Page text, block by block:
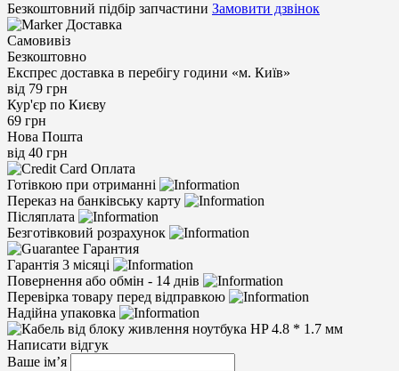
Безкоштовний підбір запчастини Замовити дзвінок
Доставка
Самовивіз
Безкоштовно
Експрес доставка в перебігу години «м. Київ»
від 79 грн
Кур'єр по Києву
69 грн
Нова Пошта
від 40 грн
Оплата
Готівкою при отриманні
Переказ на банківську карту
Післяплата
Безготівковий розрахунок
Гарантия
Гарантія 3 місяці
Повернення або обмін - 14 днів
Перевірка товару перед відправкою
Надійна упаковка
Написати відгук
Ваше ім’я